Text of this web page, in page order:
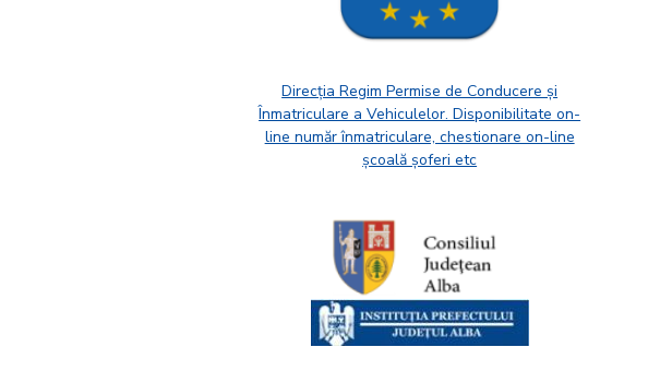
Direcția Regim Permise de Conducere și
Înmatriculare a Vehiculelor. Disponibilitate on-
line număr înmatriculare, chestionare on-line
școală șoferi etc